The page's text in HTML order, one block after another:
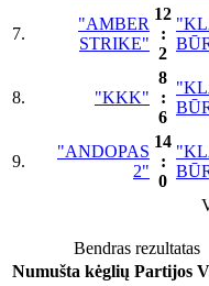
7.
"AMBER
STRIKE"
12
:
2
8. "KKK"
8
:
6
9.
"ANDOPAS
2"
14
:
0
Bendras rezultatas
Numušta kėglių Partijos